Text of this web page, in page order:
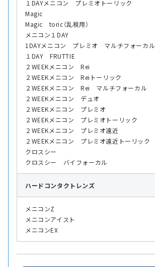
１DAYメニコン プレミオトーリック
Magic
Magic toric（乱視用）
メニコン１DAY
1DAYメニコン プレミオ マルチフォーカル
１DAY FRUTTIE
２WEEKメニコン Rei
２WEEKメニコン Reiトーリック
２WEEKメニコン Rei マルチフォーカル
２WEEKメニコン デュオ
２WEEKメニコン プレミオ
２WEEKメニコン プレミオトーリック
２WEEKメニコン プレミオ遠近
２WEEKメニコン プレミオ遠近トーリック
クロスシー
クロスシー バイフォーカル
ハード コンタクトレンズ
メニコンZ
メニコンアイスト
メニコンEX